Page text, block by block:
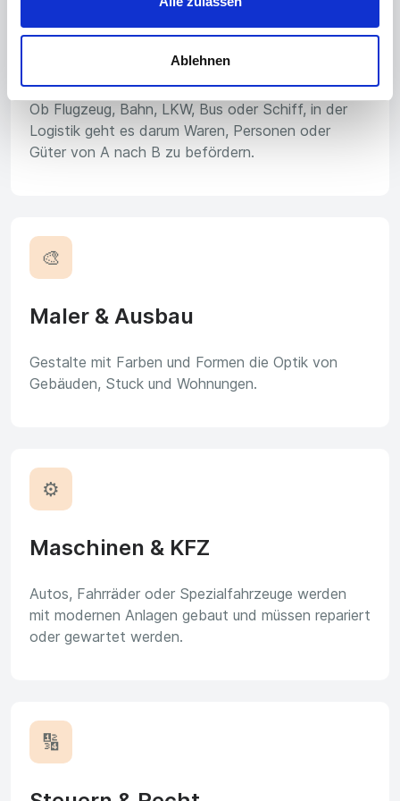
Ablehnen
Ob Flugzeug, Bahn, LKW, Bus oder Schiff, in der
Logistik geht es darum Waren, Personen oder
Güter von A nach B zu befördern.
🎨
Maler & Ausbau
Gestalte mit Farben und Formen die Optik von
Gebäuden, Stuck und Wohnungen.
⚙️
Maschinen & KFZ
Autos, Fahrräder oder Spezialfahrzeuge werden
mit modernen Anlagen gebaut und müssen repariert
oder gewartet werden.
🔢